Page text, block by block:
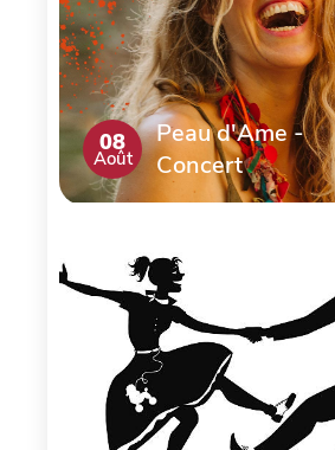
08
Août
Peau d'Ame -
Concert